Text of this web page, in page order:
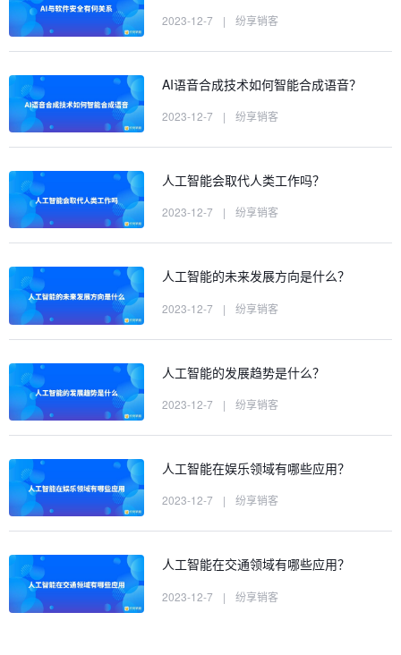
2023-12-7 | 纷享销客
AI语音合成技术如何智能合成语音？
2023-12-7 | 纷享销客
人工智能会取代人类工作吗？
2023-12-7 | 纷享销客
人工智能的未来发展方向是什么？
2023-12-7 | 纷享销客
人工智能的发展趋势是什么？
2023-12-7 | 纷享销客
人工智能在娱乐领域有哪些应用？
2023-12-7 | 纷享销客
人工智能在交通领域有哪些应用？
2023-12-7 | 纷享销客